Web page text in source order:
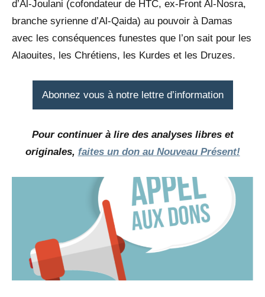
d’Al-Joulani (cofondateur de HTC, ex-Front Al-Nosra,
branche syrienne d’Al-Qaida) au pouvoir à Damas
avec les conséquences funestes que l’on sait pour les
Alaouites, les Chrétiens, les Kurdes et les Druzes.
Abonnez vous à notre lettre d’information
Pour continuer à lire des analyses libres et
originales, faites un don au Nouveau Présent!